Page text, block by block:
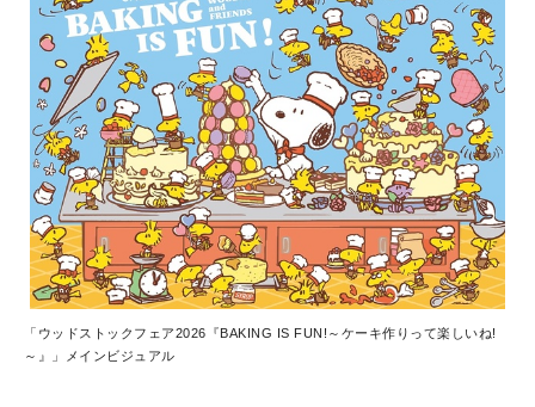
「ウッドストックフェア2026『BAKING IS FUN!～ケーキ作りって楽しいね!
～』」メインビジュアル